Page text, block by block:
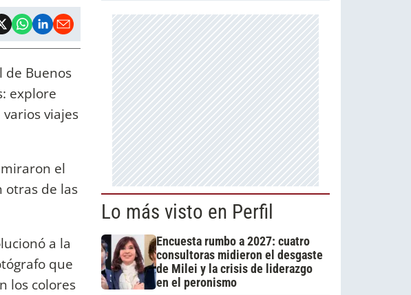
de Buenos
explore
viajes
el
otras de las
a la
que
los colores
Lo más visto en Perfil
Encuesta rumbo a 2027: cuatro
consultoras midieron el desgaste
de Milei y la crisis de liderazgo
en el peronismo